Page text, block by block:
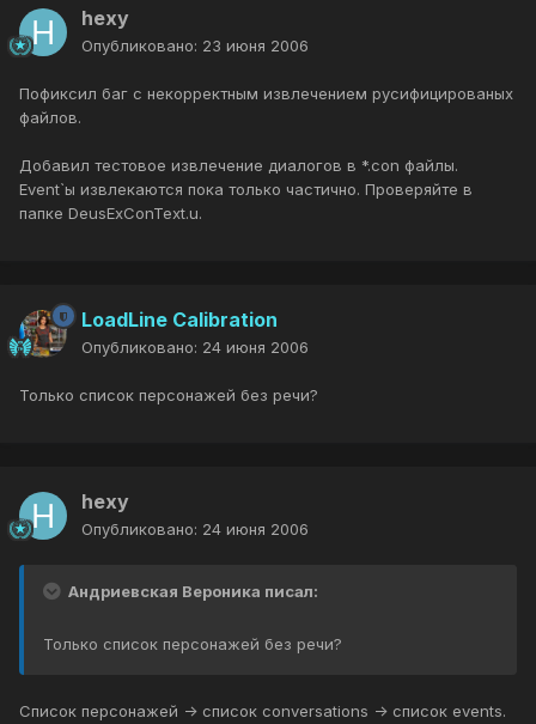
hexy
Опубликовано: 23 июня 2006
Пофиксил баг с некорректным извлечением русифицированых
файлов.
Добавил тестовое извлечение диалогов в *.con файлы.
Event`ы извлекаются пока только частично. Проверяйте в
папке DeusExConText.u.
LoadLine Calibration
Опубликовано: 24 июня 2006
Только список персонажей без речи?
hexy
Опубликовано: 24 июня 2006
Андриевская Вероника писал:
Только список персонажей без речи?
Список персонажей -> список conversations -> список events.